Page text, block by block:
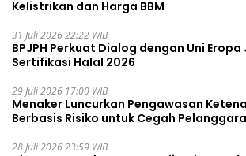
Kelistrikan dan Harga BBM
31 Juli 2026 22:22 WIB
BPJPH Perkuat Dialog dengan Uni
Sertifikasi Halal 2026
29 Juli 2026 17:00 WIB
Menaker Luncurkan Pengawasan
Berbasis Risiko untuk Cegah
28 Juli 2026 23:59 WIB